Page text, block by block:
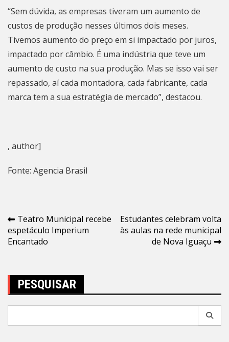
“Sem dúvida, as empresas tiveram um aumento de
custos de produção nesses últimos dois meses.
Tivemos aumento do preço em si impactado por juros,
impactado por câmbio. É uma indústria que teve um
aumento de custo na sua produção. Mas se isso vai ser
repassado, aí cada montadora, cada fabricante, cada
marca tem a sua estratégia de mercado”, destacou.
, author]
Fonte: Agencia Brasil
Navegação
de
Teatro Municipal recebe
espetáculo Imperium
Encantado
Estudantes celebram volta
às aulas na rede municipal
de Nova Iguaçu
PESQUISAR